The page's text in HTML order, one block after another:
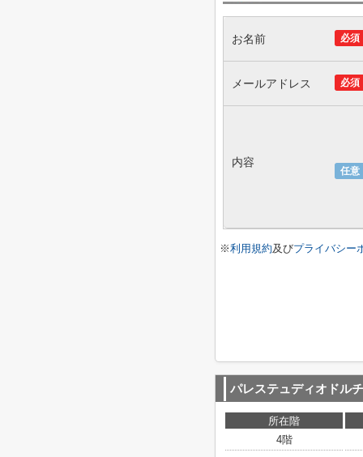
必須
お名前
必須
メールアドレス
任意
内容
※利用規約及びプライバシー
パレステュディオドル
所在階
4階